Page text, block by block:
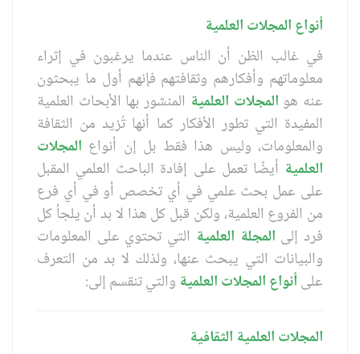
أنواع المجلات العلمية
في غالب الظن أن الناس عندما يرغبون في إثراء
معلوماتهم وأفكارهم وثقافتهم فإنهم أول ما يبحثون
عنه هو المجلات العلمية المنشور بها الأبحاث العلمية
المفيدة التي تطور الأفكار كما أنها تُزيد من الثقافة
والمعلومات، وليس هذا فقط بل إن أنواع المجلات
العلمية أيضًا تعمل على إفادة الباحث العلمي المقبل
على عمل بحث علمي في أي تخصص أو في أي فرع
من الفروع العلمية، ولكن قبل كل هذا لا بد أن يلجأ كل
فرد إلى المجلة العلمية التي تحتوي على المعلومات
والبيانات التي يبحث عنها، ولذلك لا بد من التعرف
علىأنواع المجلات العلمية والتي تنقسم إلى:
المجلات العلمية الثقافية